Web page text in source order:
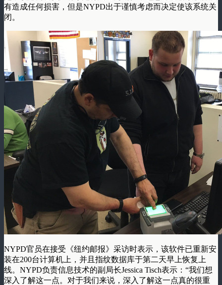
有造成任何损害，但是NYPD出于谨慎考虑而决定使该系统关
闭。
NYPD官员在接受《纽约邮报》采访时表示，该软件已重新安
装在200台计算机上，并且指纹数据库于第二天早上恢复上
线。NYPD负责信息技术的副局长Jessica Tisch表示：“我们想
深入了解这一点。对于我们来说，深入了解这一点真的很重